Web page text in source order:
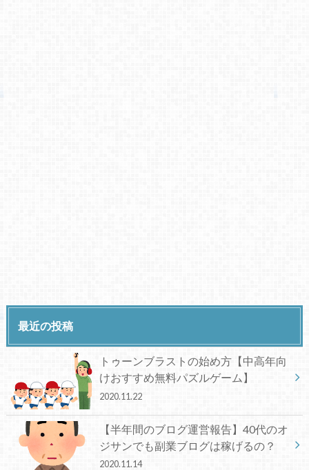
最近の投稿
トゥーンブラストの始め方【中高年向
けおすすめ無料パズルゲーム】
2020.11.22
【半年間のブログ運営報告】40代のオ
ジサンでも副業ブログは稼げるの？
2020.11.14